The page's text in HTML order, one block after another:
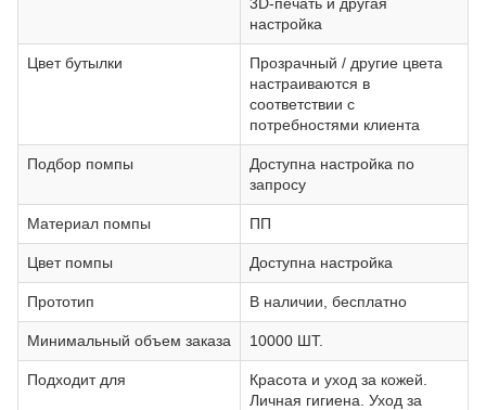
настройка
Цвет бутылки
Прозрачный / другие цвета
настраиваются в
соответствии с
потребностями клиента
Подбор помпы
Доступна настройка по
запросу
Материал помпы ПП
Цвет помпы Доступна настройка
Прототип В наличии, бесплатно
Минимальный объем заказа 10000 ШТ.
Подходит для
Красота и уход за кожей.
Личная гигиена. Уход за